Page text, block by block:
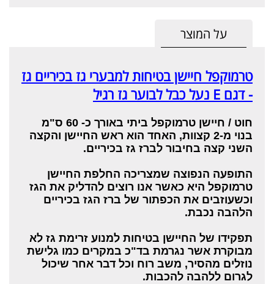
על המוצר
טרמוקפל חיישן בטיחות למבערי גז בכיריים גז
- דגם E נעל כבל לבוער גז רגיל
חוט / חיישן טרמוקפל ביתי באורך כ- 60 ס"מ
בנוי מ-2 קצוות, האחד הוא ראש החיישן והקצה
השני קצה בחיבור לברז גז בכיריים.
התופעה הנפוצה שמצריכה החלפת החיישן
טרמוקפל היא כאשר אנו רוצים להדליק את הגז
וכשעוזבים את הכפתור של ברז הגז בכיריים
הלהבה נכבת.
תפקידו של החיישן בטיחות למנוע זרימת גז לא
מבוקרת אשר נגרמת בד"כ במקרים כמו גלישת
נוזלים מהסיר, משב רוח וכל דבר אחר שיכול
לגרום ללהבה להכבות.